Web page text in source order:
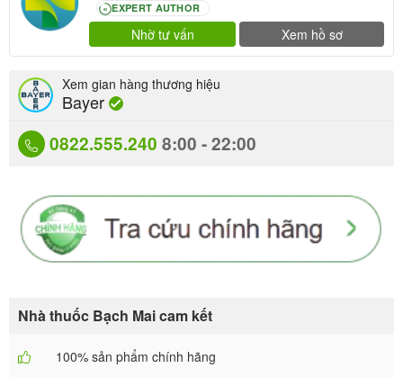
80 EXPERT AUTHOR
Nhờ tư vấn Xem hồ sơ
0822.555.240 8:00 - 22:00
Xem gian hàng thương hiệu
Bayer
Nhà thuốc Bạch Mai cam kết
100% sản phẩm chính hãng